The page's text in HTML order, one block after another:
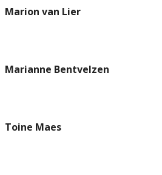
Marion van Lier
Marianne Bentvelzen
Toine Maes